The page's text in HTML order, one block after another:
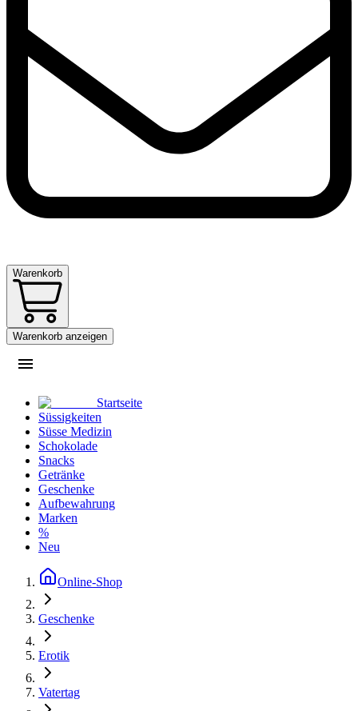
Warenkorb
Warenkorb anzeigen
Startseite
Süssigkeiten
Süsse Medizin
Schokolade
Snacks
Getränke
Geschenke
Aufbewahrung
Marken
%
Neu
Online-Shop
Geschenke
Erotik
Vatertag